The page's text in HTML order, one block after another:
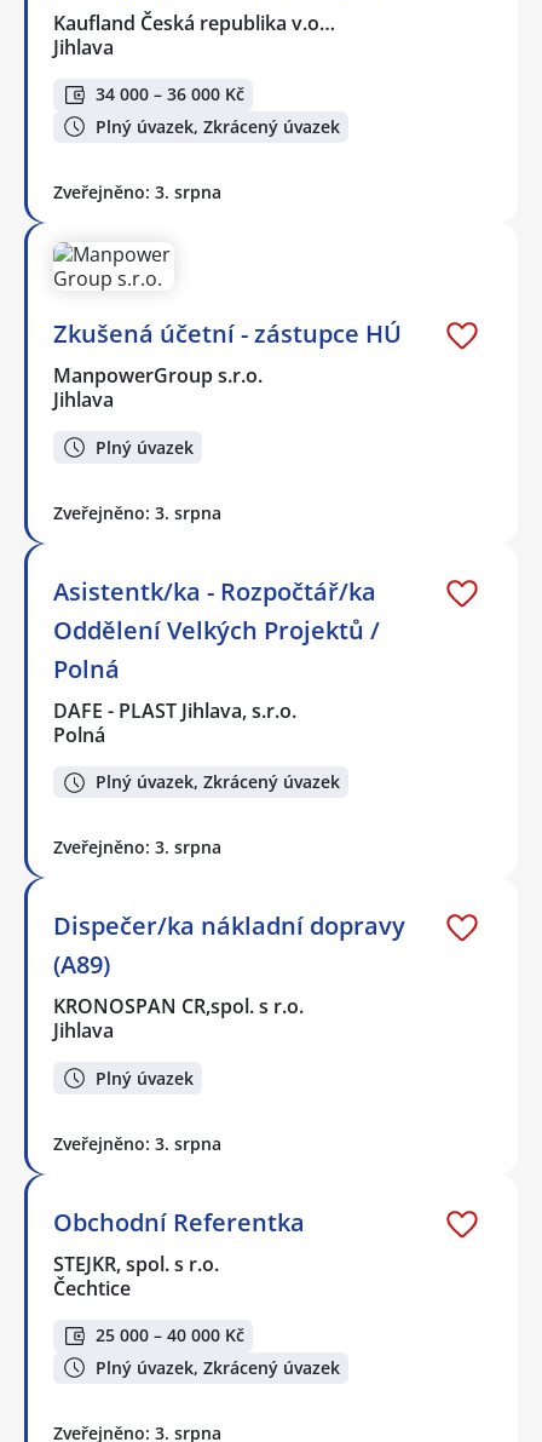
Kaufland Česká republika v.o…
Jihlava
34 000 – 36 000 Kč
Plný úvazek, Zkrácený úvazek
Zveřejněno: 3. srpna
Zkušená účetní - zástupce HÚ
ManpowerGroup s.r.o.
Jihlava
Plný úvazek
Zveřejněno: 3. srpna
Asistentk/ka - Rozpočtář/ka
Oddělení Velkých Projektů /
Polná
DAFE - PLAST Jihlava, s.r.o.
Polná
Plný úvazek, Zkrácený úvazek
Zveřejněno: 3. srpna
Dispečer/ka nákladní dopravy
(A89)
KRONOSPAN CR,spol. s r.o.
Jihlava
Plný úvazek
Zveřejněno: 3. srpna
Obchodní Referentka
STEJKR, spol. s r.o.
Čechtice
25 000 – 40 000 Kč
Plný úvazek, Zkrácený úvazek
Zveřejněno: 3. srpna